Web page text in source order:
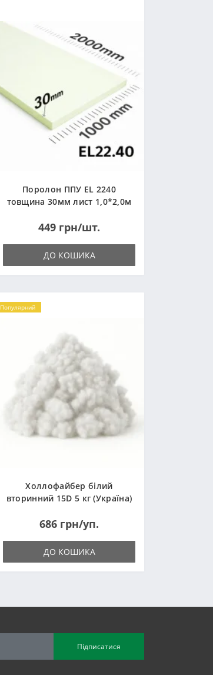
Поролон ППУ EL 2240
товщина 30мм лист 1,0*2,0м
449 грн/шт.
ДО КОШИКА
Популярний
Холлофайбер білий
вторинний 15D 5 кг (Україна)
686 грн/уп.
ДО КОШИКА
Підписатися